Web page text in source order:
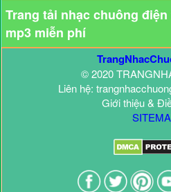
Trang tải nhạc chuông
mp3 miễn phí
© 2020
Liên hệ:
Giới thiệu &